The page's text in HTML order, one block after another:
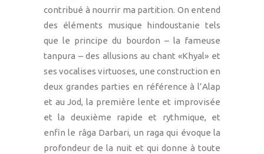
contribué à nourrir ma partition. On entend
des éléments musique hindoustanie tels
que le principe du bourdon – la fameuse
tanpura – des allusions au chant «Khyal» et
ses vocalises virtuoses, une construction en
deux grandes parties en référence à l’Alap
et au Jod, la première lente et improvisée
et la deuxième rapide et rythmique, et
enfin le râga Darbari, un raga qui évoque la
profondeur de la nuit et qui donne à toute